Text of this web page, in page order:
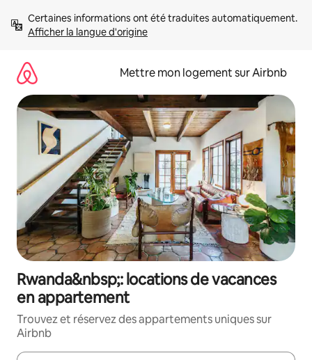
directement
Afficher la langue d'origine
Mettre mon logement sur Airbnb
Rwanda&nbsp;: locations de vacances
en appartement
Trouvez et réservez des appartements uniques sur
Airbnb